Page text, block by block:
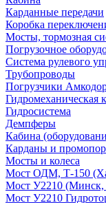
Карданные передачи
Коробка
Мосты, тормозная
Погрузочное
Система рулевого
Трубопроводы
Погрузчики
Гидромеханическая
Гидросистема
Демпферы
Кабина
Карданы и
Мосты и колеса
Мост ОДМ, Т-150
Мост У2210
Мост У2210